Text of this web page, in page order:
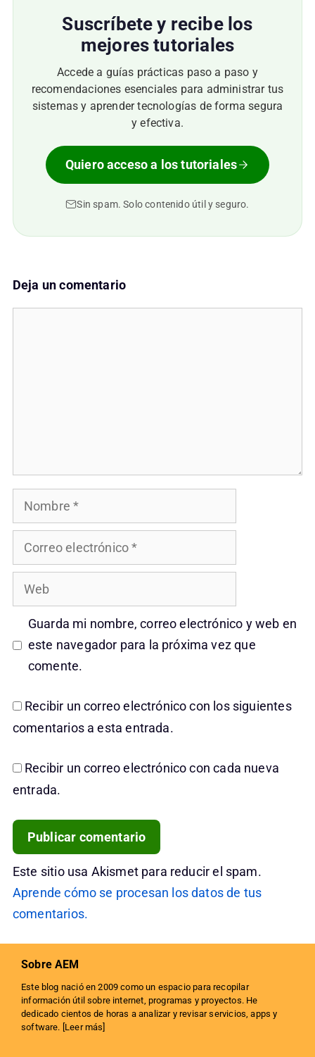
Suscríbete y recibe los
mejores tutoriales
Accede a guías prácticas paso a paso y
recomendaciones esenciales para administrar tus
sistemas y aprender tecnologías de forma segura
y efectiva.
Quiero acceso a los tutoriales
Sin spam. Solo contenido útil y seguro.
Deja un comentario
Nombre
Correo
electrónico
Web
Guarda mi nombre, correo electrónico y web en
este navegador para la próxima vez que
comente.
Recibir un correo electrónico con los siguientes
comentarios a esta entrada.
Recibir un correo electrónico con cada nueva
entrada.
Este sitio usa Akismet para reducir el spam.
Aprende cómo se procesan los datos de tus
comentarios.
Sobre AEM
Este blog nació en 2009 como un espacio para recopilar
información útil sobre internet, programas y proyectos. He
dedicado cientos de horas a analizar y revisar servicios, apps y
software. [ Leer más